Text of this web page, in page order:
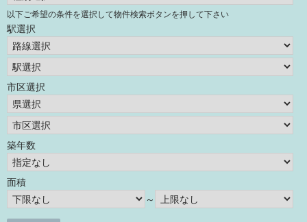
以下ご希望の条件を選択して物件検索ボタンを押して下さい
駅選択
市区選択
築年数
面積
～